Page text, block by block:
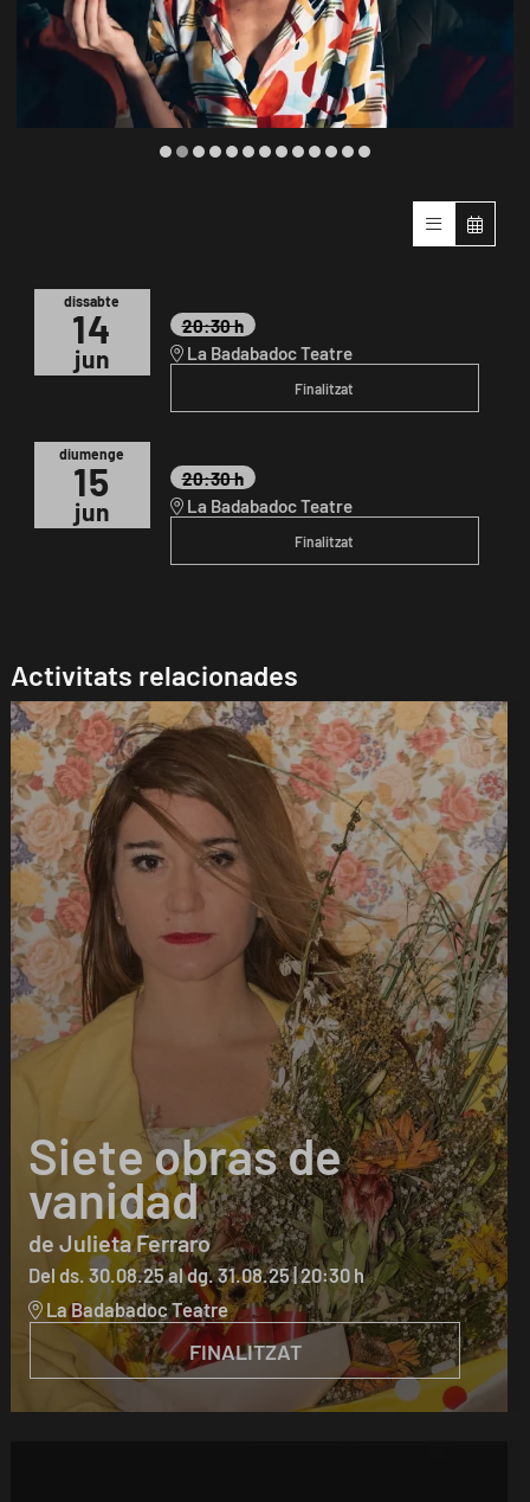
dissabte
14
jun
20:30 h
La Badabadoc Teatre
Finalitzat
diumenge
15
jun
20:30 h
La Badabadoc Teatre
Finalitzat
Activitats relacionades
FINALITZAT
Siete obras de
vanidad
de Julieta Ferraro
Del ds. 30.08.25al dg. 31.08.25|20:30 h
La Badabadoc Teatre